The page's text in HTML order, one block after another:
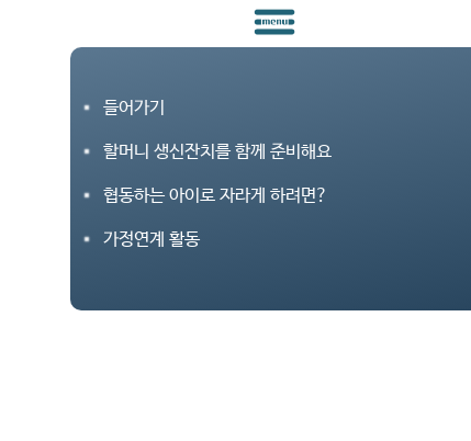
들어가기
할머니 생신잔치를 함께 준비해요
협동하는 아이로 자라게 하려면?
가정연계 활동